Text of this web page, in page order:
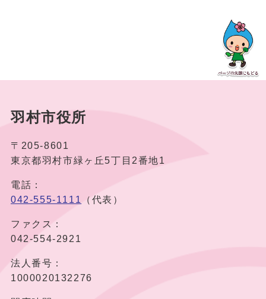
羽村市役所
〒205-8601
東京都羽村市緑ヶ丘5丁目2番地1
電話：
042-555-1111
（代表）
ファクス：
042-554-2921
法人番号：
1000020132276